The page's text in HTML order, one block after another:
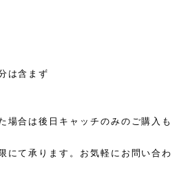
は含まず
場合は後日キャッチのみのご購入も
にて承ります。お気軽にお問い合わ